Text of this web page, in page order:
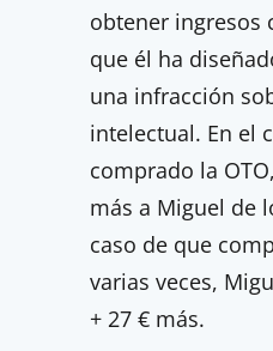
obtener ingresos
que él ha
una infracción
intelectual. En el
comprado la
más a Miguel de
caso de que
varias veces,
+ 27 € más.